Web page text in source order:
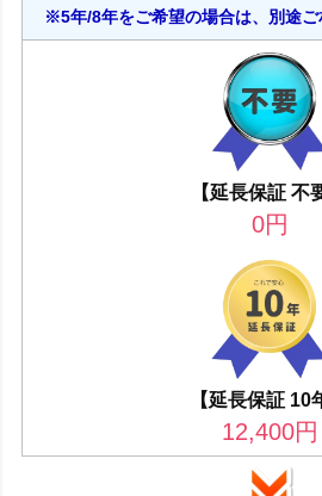
※5年/8年をご希望の場合は、別途ご
【延長保証 不
0円
【延長保証 10
12,400円